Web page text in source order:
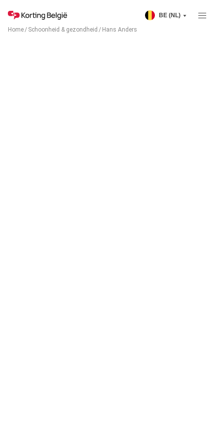
BE (NL)
Home/ Schoonheid & gezondheid / Hans Anders